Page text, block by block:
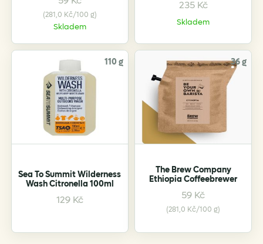
(281,0 Kč/100 g)
Skladem
235 Kč
Skladem
This
product
multiple
variants.
The
options
may
be
chosen
on
product
110 g
Sea To Summit Wilderness
Wash Citronella 100ml
129 Kč
36 g
The Brew Company
Ethiopia Coffeebrewer
59 Kč
(281,0 Kč/100 g)